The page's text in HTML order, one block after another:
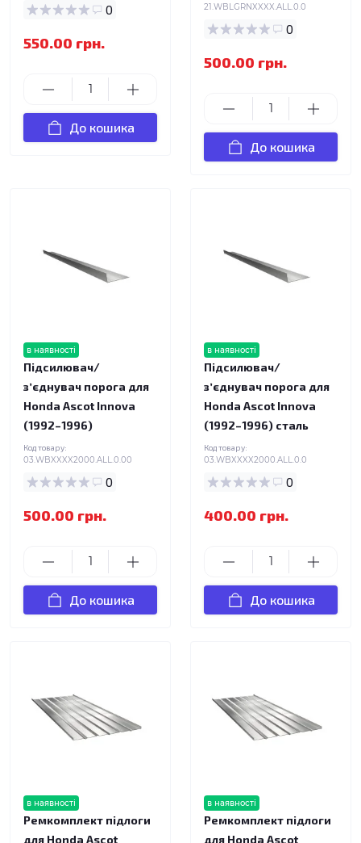
0
550.00 грн.
До кошика
21.WBLGRNXXXX.ALL.0.0
0
500.00 грн.
До кошика
в наявності
Підсилювач/
зʼєднувач порога для
Honda Ascot Innova
(1992–1996)
Код товару:
03.WBXXXX2000.ALL.0.00
0
500.00 грн.
До кошика
в наявності
Підсилювач/
зʼєднувач порога для
Honda Ascot Innova
(1992–1996) сталь
Код товару:
03.WBXXXX2000.ALL.0.0
0
400.00 грн.
До кошика
в наявності
Ремкомплект підлоги
для Honda Ascot
в наявності
Ремкомплект підлоги
для Honda Ascot